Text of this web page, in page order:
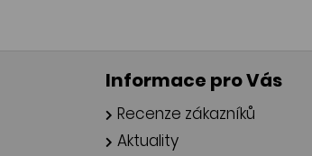
Informace pro Vás
Recenze zákazníků
Aktuality